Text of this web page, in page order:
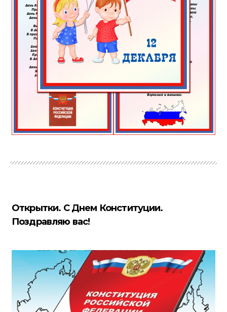
Открытки. С Днем Конституции.
Поздравляю вас!